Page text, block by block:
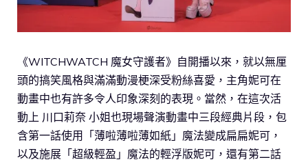
《WITCHWATCH 魔女守護者》自開播以來，就以無厘
頭的搞笑風格與滿滿動漫梗深受粉絲喜愛，主角妮可在
動畫中也有許多令人印象深刻的表現。當然，在這次活
動上 川口莉奈 小姐也現場聲演動畫中三段經典片段，包
含第一話使用「薄啦薄啦薄如紙」魔法變成扁扁妮可，
以及施展「超級輕盈」魔法的輕浮版妮可，還有第二話